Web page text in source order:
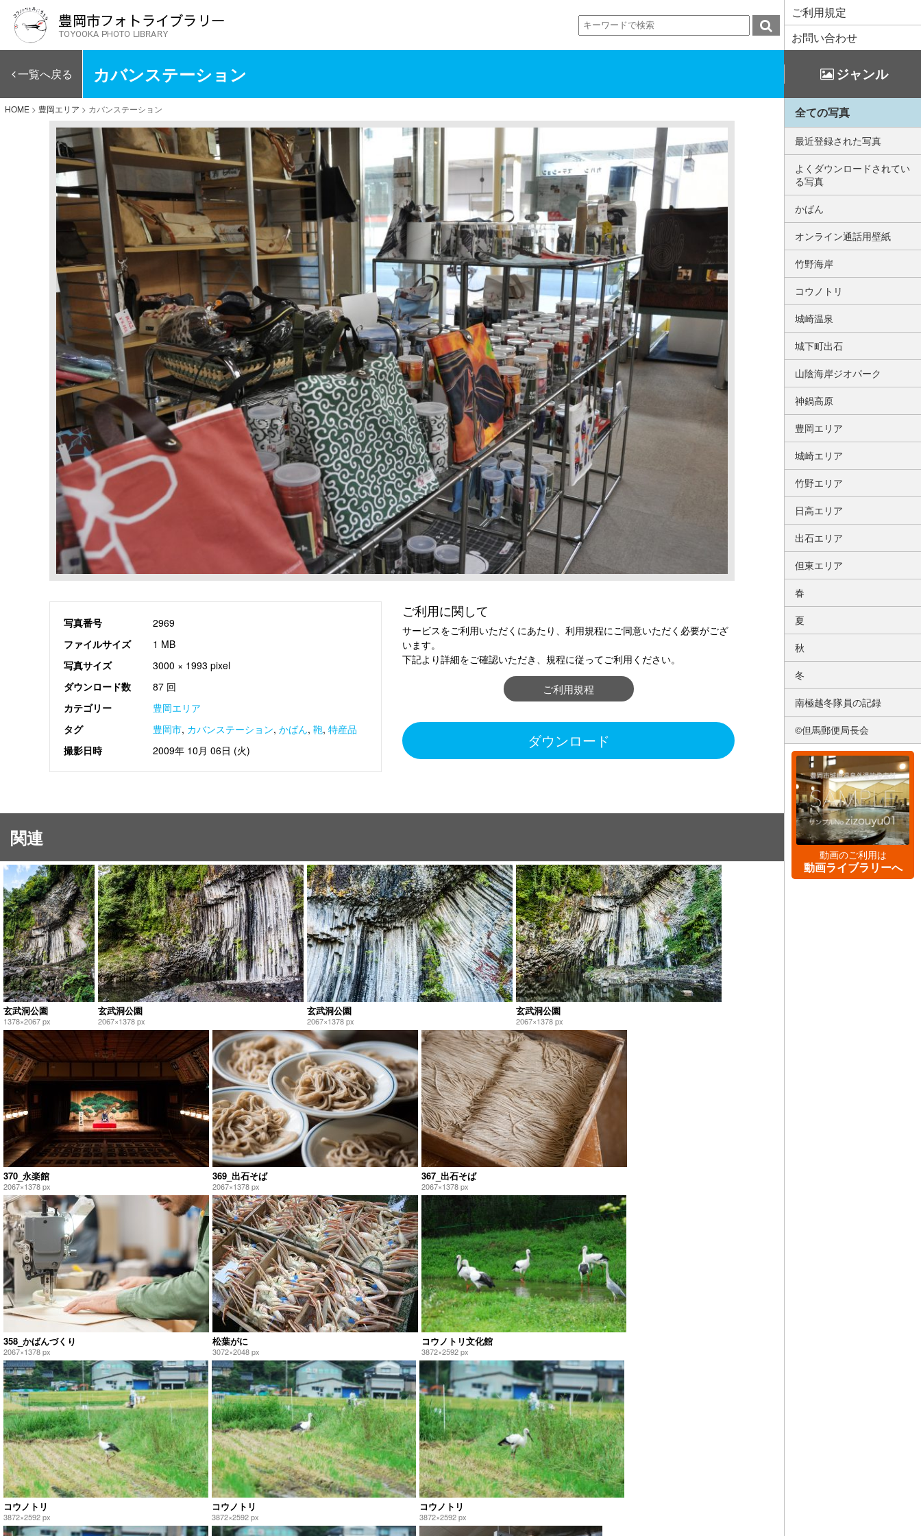
ご利用規定
お問い合わせ
一覧へ戻る カバンステーション ジャンル
HOME > 豊岡エリア > カバンステーション
写真番号
2969
ファイルサイズ
1 MB
写真サイズ
3000 × 1993 pixel
ダウンロード数
87 回
カテゴリー
豊岡エリア
タグ
豊岡市, カバンステーション, かばん, 鞄, 特産品
撮影日時
2009年 10月 06日 (火)
ご利用に関して
サービスをご利用いただくにあたり、利用規程にご同意いただく必要がござ
います。
下記より詳細をご確認いただき、規程に従ってご利用ください。
ご利用規程
ダウンロード
関連
玄武洞公園
1378×2067 px
玄武洞公園
2067×1378 px
玄武洞公園
2067×1378 px
玄武洞公園
2067×1378 px
370_永楽館
2067×1378 px
369_出石そば
2067×1378 px
367_出石そば
2067×1378 px
358_かばんづくり
2067×1378 px
松葉がに
3072×2048 px
コウノトリ文化館
3872×2592 px
コウノトリ
3872×2592 px
コウノトリ
3872×2592 px
コウノトリ
3872×2592 px
全ての写真
最近登録された写真
よくダウンロードされてい
る写真
かばん
オンライン通話用壁紙
竹野海岸
コウノトリ
城崎温泉
城下町出石
山陰海岸ジオパーク
神鍋高原
豊岡エリア
城崎エリア
竹野エリア
日高エリア
出石エリア
但東エリア
春
夏
秋
冬
南極越冬隊員の記録
©但馬郵便局長会
動画のご利用は
動画ライブラリーへ